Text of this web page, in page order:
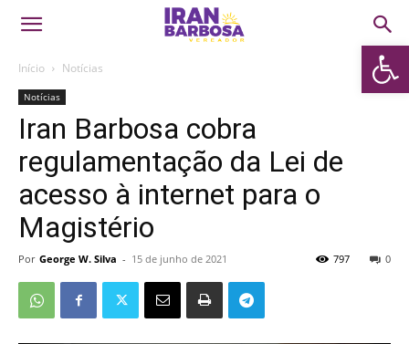
Abrir
Início Notícias
Notícias
Iran Barbosa cobra
regulamentação da Lei de
acesso à internet para o
Magistério
Por George W. Silva - 15 de junho de 2021 0
797